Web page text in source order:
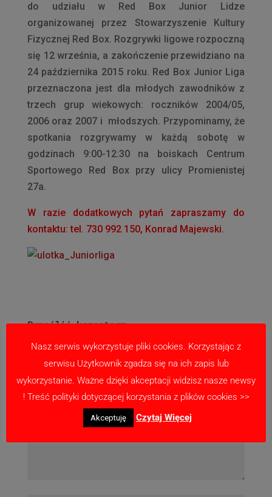
do udziału w Red Box Junior Lidze
organizowanej przez Stowarzyszenie Kultury
Fizycznej Red Box. Rozgrywki ligowe rozpoczną
się 12 września, a zakończenie przewidziano na
24 października 2015 roku. Red Box Junior Liga
przeznaczona jest dla młodych zawodników z
trzech grup wiekowych: roczników 2004/05,
2006 oraz 2007 i młodszych. Przypominamy, że
spotkania rozgrywamy w każdą sobotę w
godzinach 9:00-12:30 na boiskach Centrum
Sportowego Red Box przy ulicy Promienistej
27a.
W razie dodatkowych pytań zapraszamy do
kontaktu: tel. 730 992 150, Konrad Majewski.
Prześlij komentarz
Twój adres email nie zostanie opublikowany.
Wymagane pola są oznaczone *
Nasz serwis wykorzystuje pliki cookies. Korzystając z
serwisu Użytkownik zgadza się na ich zapis lub
wykorzystanie. Ważne dzięki akceptacji widzisz nasze newsy
! Treść polityki dotyczącej korzystania z plików cookies >>
Akceptuję Czytaj Więcej